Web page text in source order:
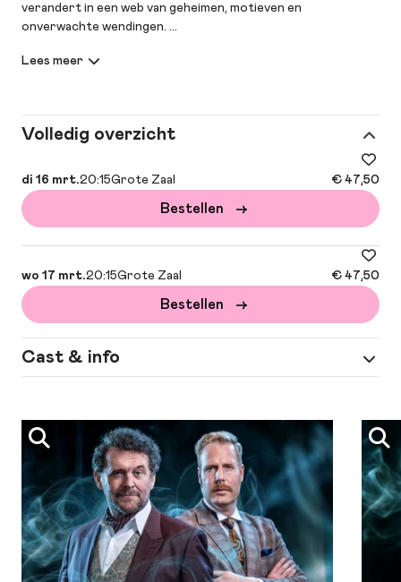
verandert in een web van geheimen, motieven en
onverwachte wendingen.
Het publiek wordt uitgedaagd om zelf mee te puzzelen: welke
onmogelijke hebt uitgesloten, moet wat overblijft – hoe
vinden vóór Sherlock Holmes?
Stel hem op de proef in deze spannende, meeslepende
Volledig overzicht
di 16 mrt.20:15Grote Zaal € 47,50
Bestellen
wo 17 mrt.20:15Grote Zaal € 47,50
Bestellen
Cast & info
Myrthe Burger, Finn Poncin, Lois Senger,
Marthe Ledegang en Benjamin Jas
Regie Jasper Verheugd